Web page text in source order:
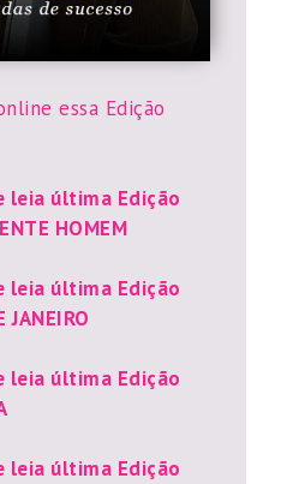
essa Edição
leia última Edição
HOMEM
leia última Edição
JANEIRO
leia última Edição
leia última Edição